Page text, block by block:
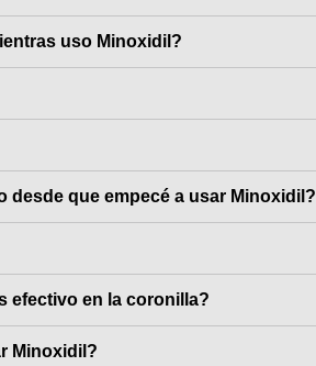
uso Minoxidil?
desde que empecé a usar Minoxidil?
efectivo en la coronilla?
Minoxidil?